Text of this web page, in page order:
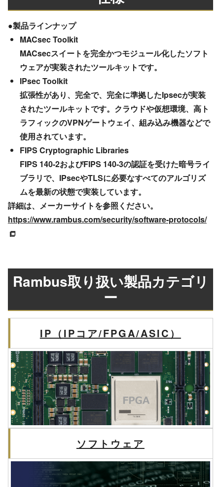
●製品ラインナップ
MACsec Toolkit
MACsecスイートを完全かつモジュール化したソフト
ウェアが実装されたツールキットです。
IPsec Toolkit
拡張性があり、完全で、完全に準拠したIpsecが実装
されたツールキットです。クラウドや仮想環境、高ト
ラフィックのVPNゲートウェイ、組み込み機器などで
使用されています。
FIPS Cryptographic Libraries
FIPS 140-2およびFIPS 140-3の認証を受けた暗号ライ
ブラリで、IPsecやTLSに必要なすべてのアルゴリズ
ムを最新の状態で実装しています。
詳細は、メーカーサイトを参照ください。
https://www.rambus.com/security/software-protocols/
Rambus取り扱い製品カテゴリ
ー
IP（IPコア/FPGA/ASIC）
ソフトウェア